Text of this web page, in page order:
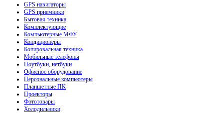
GPS навигаторы
GPS приемники
Бытовая техника
Комплектующие
Компьютерные МФУ
Кондиционеры
Копировальная техника
Мобильные телефоны
Ноутбуки, нетбуки
Офисное оборудование
Персональные компьютеры
Планшетные ПК
Проекторы
Фототовары
Холодильники